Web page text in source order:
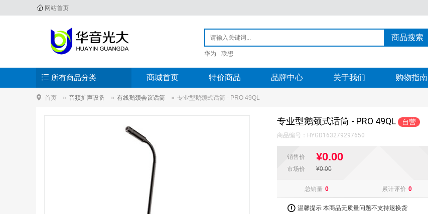
网站首页
商品搜索
华为 联想
所有商品分类 商城首页 特价商品 品牌中心 关于我们 购物指南
首页 音频扩声设备 有线鹅颈会议话筒 专业型鹅颈式话筒 - PRO 49QL
专业型鹅颈式话筒 - PRO 49QL 自营
商品编号： HYGD163279297650
销售价 ¥0.00
市场价 ¥0.00
总销量 0 累计评价 0
温馨提示 本商品无质量问题不支持退换货